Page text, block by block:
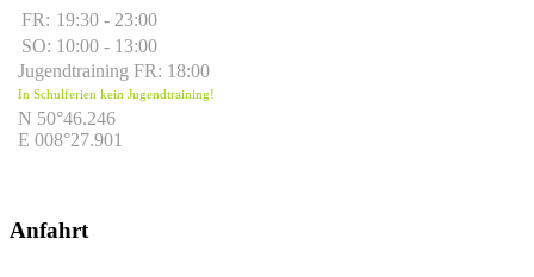
FR: 19:30 - 23:00
SO: 10:00 - 13:00
Jugendtraining FR: 18:00
In Schulferien kein Jugendtraining!
N 50°46.246
E 008°27.901
Anfahrt